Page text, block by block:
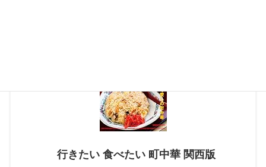
行きたい 食べたい 町中華 関西版